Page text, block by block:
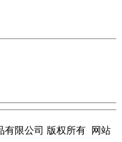
有限公司 版权所有 网站